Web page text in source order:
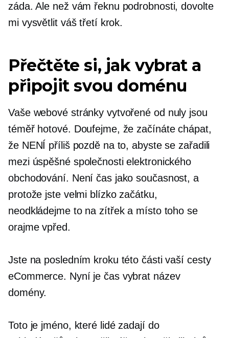
záda. Ale než vám řeknu podrobnosti, dovolte
mi vysvětlit váš třetí krok.
Přečtěte si, jak vybrat a
připojit svou doménu
Vaše webové stránky vytvořené od nuly jsou
téměř hotové. Doufejme, že začínáte chápat,
že NENÍ příliš pozdě na to, abyste se zařadili
mezi úspěšné společnosti elektronického
obchodování. Není čas jako současnost, a
protože jste velmi blízko začátku,
neodkládejme to na zítřek a místo toho se
orajme vpřed.
Jste na posledním kroku této části vaší cesty
eCommerce. Nyní je čas vybrat název
domény.
Toto je jméno, které lidé zadají do